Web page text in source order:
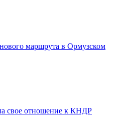
маршрута в Ормузском
свое отношение к КНДР